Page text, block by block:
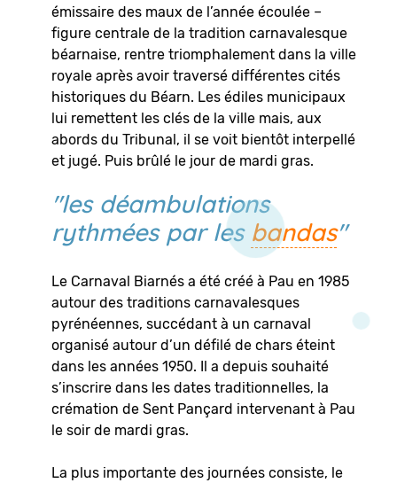
émissaire des maux de l’année écoulée –
figure centrale de la tradition carnavalesque
béarnaise, rentre triomphalement dans la ville
royale après avoir traversé différentes cités
historiques du Béarn. Les édiles municipaux
lui remettent les clés de la ville mais, aux
abords du Tribunal, il se voit bientôt interpellé
et jugé. Puis brûlé le jour de mardi gras.
"les déambulations
rythmées par les bandas"
Le Carnaval Biarnés a été créé à Pau en 1985
autour des traditions carnavalesques
pyrénéennes, succédant à un carnaval
organisé autour d’un défilé de chars éteint
dans les années 1950. Il a depuis souhaité
s’inscrire dans les dates traditionnelles, la
crémation de Sent Pançard intervenant à Pau
le soir de mardi gras.
La plus importante des journées consiste, le